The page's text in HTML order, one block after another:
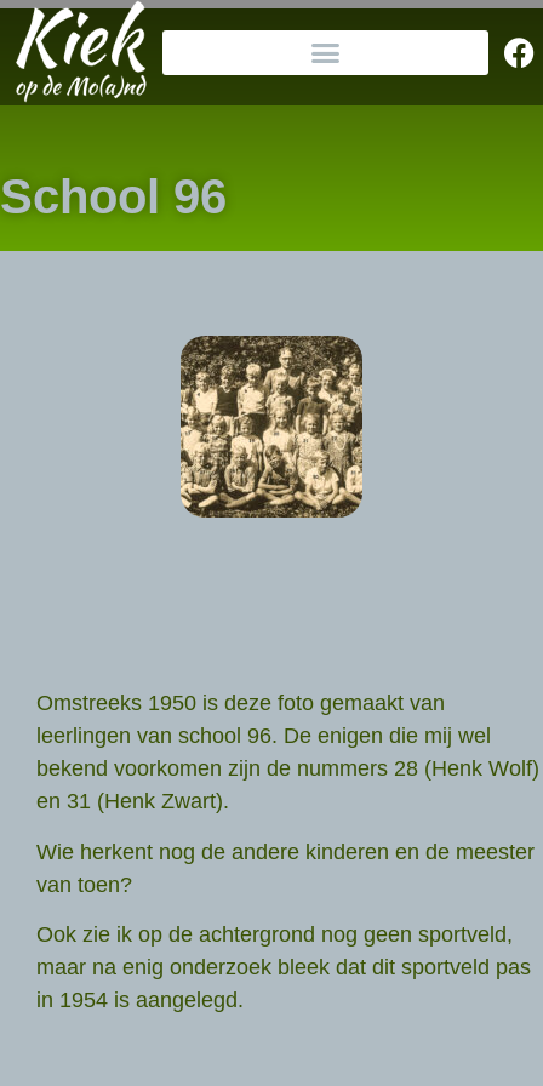
School 96
Omstreeks 1950 is deze foto gemaakt van
leerlingen van school 96. De enigen die mij wel
bekend voorkomen zijn de nummers 28 (Henk Wolf)
en 31 (Henk Zwart).
Wie herkent nog de andere kinderen en de meester
van toen?
Ook zie ik op de achtergrond nog geen sportveld,
maar na enig onderzoek bleek dat dit sportveld pas
in 1954 is aangelegd.